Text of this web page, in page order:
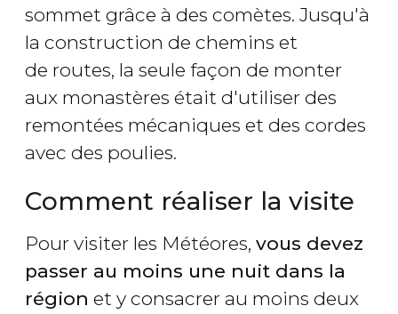
sommet grâce à des comètes. Jusqu'à
la construction de chemins et
de routes, la seule façon de monter
aux monastères était d'utiliser des
remontées mécaniques et des cordes
avec des poulies.
Comment réaliser la visite
Pour visiter les Météores, vous devez
passer au moins une nuit dans la
région et y consacrer au moins deux